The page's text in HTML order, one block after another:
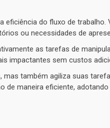
do fluxo de trabalho.
ou necessidades de
as tarefas de
impactantes sem custos
também agiliza suas
de maneira eficiente,